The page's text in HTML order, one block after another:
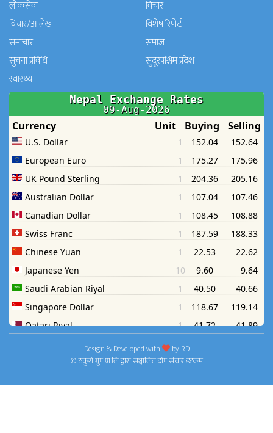
लोकसेवा
विचार
विचार/आलेख
विशेष रिपोर्ट
समाचार
समाज
सुचना प्रविधि
सुदूरपश्चिम प्रदेश
स्वास्थ्य
Design & Developed with byRD
© ठकुरी ग्रुप प्रा.लि द्वारा सञ्चालित दीप संचार डटकम